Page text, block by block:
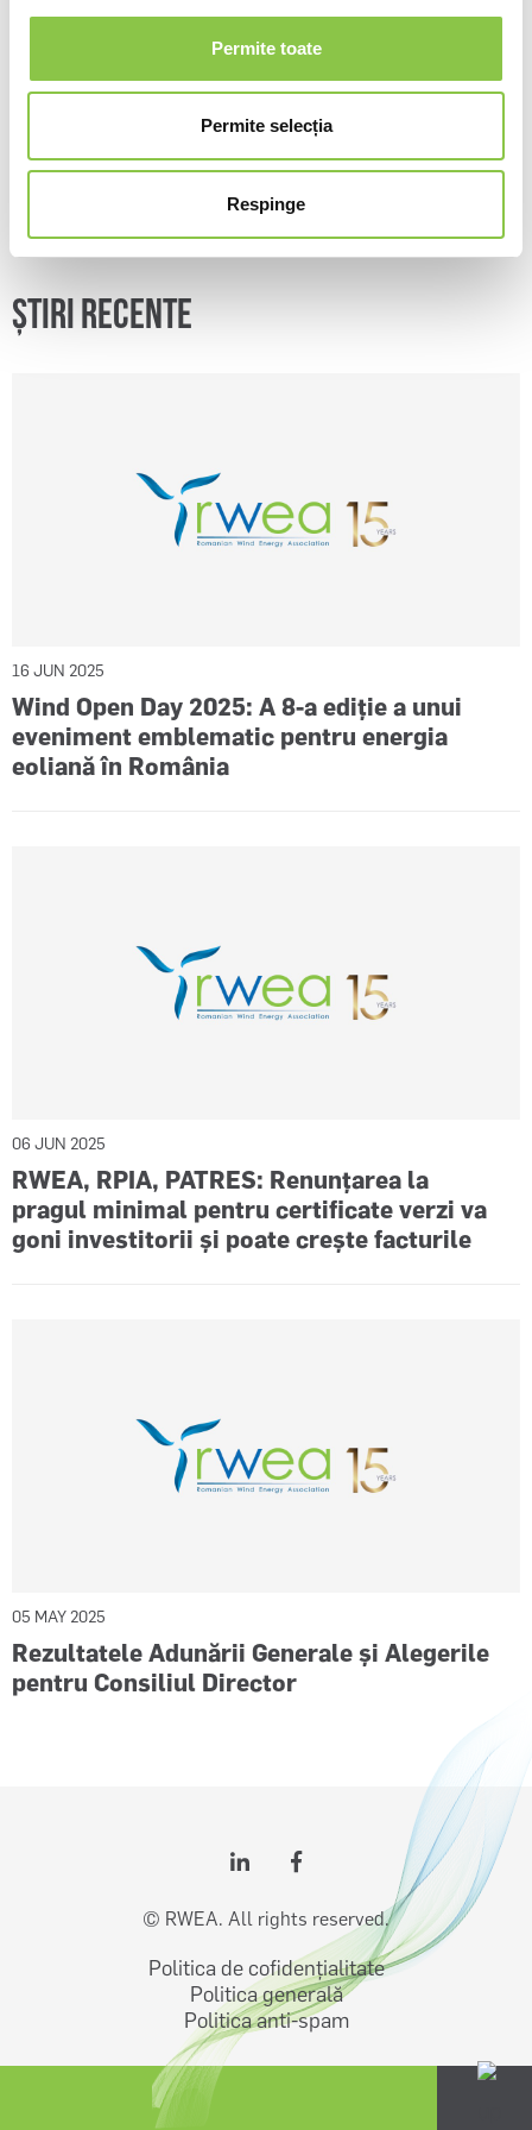
Permite toate
Permite selecția
Respinge
Autorității Naționale de Reglementare în Domeniul Energiei
din domeniul racordării utilizatorilor la rețeaua electrică de
[2]
producere-a-energiei-electrice-din-surse-regenerabile.pdf
Previous Next
Știri recente
16 JUN 2025
Wind Open Day 2025: A 8-a ediție a unui
eveniment emblematic pentru energia
eoliană în România
06 JUN 2025
RWEA, RPIA, PATRES: Renunțarea la
pragul minimal pentru certificate verzi va
goni investitorii și poate crește facturile
05 MAY 2025
Rezultatele Adunării Generale și Alegerile
pentru Consiliul Director
© RWEA. All rights reserved.
Politica de cofidențialitate
Politica generală
Politica anti-spam